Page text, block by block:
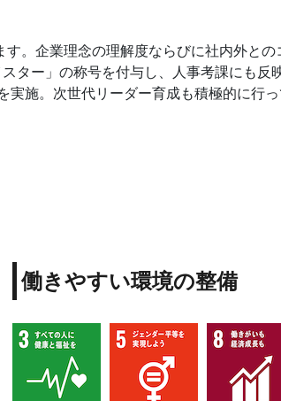
。企業理念の理解度ならびに社内外と
ター」の称号を付与し、人事考課にも反
実施。次世代リーダー育成も積極的に行
働きやすい環境の整備